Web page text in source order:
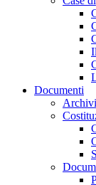
Documenti